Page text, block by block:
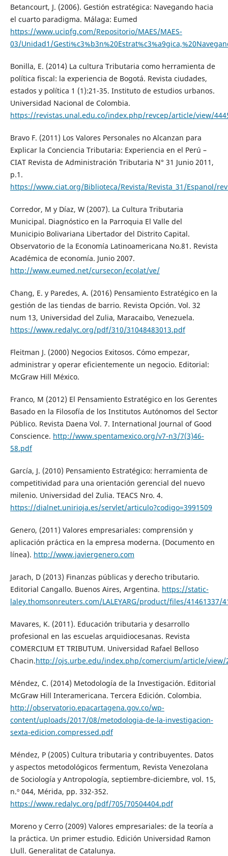
Betancourt, J. (2006). Gestión estratégica: Navegando hacia
el cuarto paradigma. Málaga: Eumed
https://www.ucipfg.com/Repositorio/MAES/MAES-
03/Unidad1/
Bonilla, E. (2014) La cultura Tributaria como herramienta de
política fiscal: la experiencia de Bogotá. Revista ciudades,
estados y política 1 (1):21-35. Instituto de estudios urbanos.
Universidad Nacional de Colombia.
https://revistas.unal.edu.co/index.php/revcep/article/view/
Bravo F. (2011) Los Valores Personales no Alcanzan para
Explicar la Conciencia Tributaria: Experiencia en el Perú –
CIAT Revista de Administración Tributaria N° 31 Junio 2011,
p.1.
https://www.ciat.org/Biblioteca/Revista/Revista_31/Espanol/
Corredor, M y Díaz, W (2007). La Cultura Tributaria
Municipal. Diagnóstico en la Parroquia El Valle del
Municipio Bolivariana Libertador del Distrito Capital.
Observatorio de la Economía Latinoamericana No.81. Revista
Académica de economía. Junio 2007.
http://www.eumed.net/cursecon/ecolat/ve/
Chang, E. y Paredes, A. (2016) Pensamiento Estratégico en la
gestión de las tiendas de barrio. Revista Opción. Vol. 32
num 13, Universidad del Zulia, Maracaibo, Venezuela.
https://www.redalyc.org/pdf/310/31048483013.pdf
Fleitman J. (2000) Negocios Exitosos. Cómo empezar,
administrar y operar eficientemente un negocio. Editorial:
McGraw Hill México.
Franco, M (2012) El Pensamiento Estratégico en los Gerentes
Basado en la Filosofía de los Institutos Autónomos del Sector
Público. Revista Daena Vol. 7. International Journal of Good
Conscience. http://www.spentamexico.org/v7-n3/7(3)46-
58.pdf
García, J. (2010) Pensamiento Estratégico: herramienta de
competitividad para una orientación gerencial del nuevo
milenio. Universidad del Zulia. TEACS Nro. 4.
https://dialnet.unirioja.es/servlet/articulo?codigo=3991509
Genero, (2011) Valores empresariales: comprensión y
aplicación práctica en la empresa moderna. (Documento en
línea). http://www.javiergenero.com
Jarach, D (2013) Finanzas públicas y derecho tributario.
Editorial Cangallo. Buenos Aires, Argentina. https://static-
laley.thomsonreuters.com/LALEYARG/product/files/41461337/
Mavares, K. (2011). Educación tributaria y desarrollo
profesional en las escuelas arquidiocesanas. Revista
COMERCIUM ET TRIBUTUM. Universidad Rafael Belloso
Chacin.http://ojs.urbe.edu/index.php/comercium/article/view/
Méndez, C. (2014) Metodología de la Investigación. Editorial
McGraw Hill Interamericana. Tercera Edición. Colombia.
http://observatorio.epacartagena.gov.co/wp-
content/uploads/2017/08/metodologia-de-la-investigacion-
sexta-edicion.compressed.pdf
Méndez, P (2005) Cultura tributaria y contribuyentes. Datos
y aspectos metodológicos fermentum, Revista Venezolana
de Sociología y Antropología, septiembre-diciembre, vol. 15,
n.º 044, Mérida, pp. 332-352.
https://www.redalyc.org/pdf/705/70504404.pdf
Moreno y Cerro (2009) Valores empresariales: de la teoría a
la práctica. Un primer estudio. Edición Universidad Ramon
Llull. Generalitat de Catalunya.